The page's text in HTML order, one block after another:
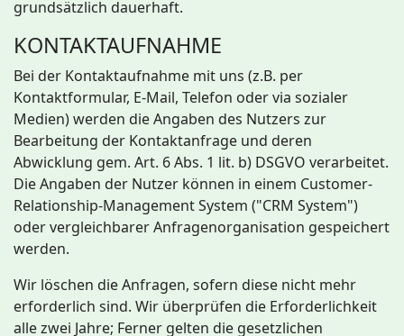
grundsätzlich dauerhaft.
KONTAKTAUFNAHME
Bei der Kontaktaufnahme mit uns (z.B. per
Kontaktformular, E-Mail, Telefon oder via sozialer
Medien) werden die Angaben des Nutzers zur
Bearbeitung der Kontaktanfrage und deren
Abwicklung gem. Art. 6 Abs. 1 lit. b) DSGVO verarbeitet.
Die Angaben der Nutzer können in einem Customer-
Relationship-Management System ("CRM System")
oder vergleichbarer Anfragenorganisation gespeichert
werden.
Wir löschen die Anfragen, sofern diese nicht mehr
erforderlich sind. Wir überprüfen die Erforderlichkeit
alle zwei Jahre; Ferner gelten die gesetzlichen